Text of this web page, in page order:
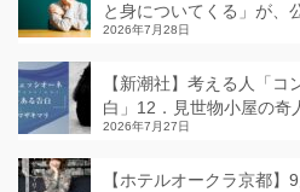
と身についてくる」が、
2026年7月28日
【新潮社】考える人「
白」12．見世物小屋の奇
2026年7月27日
【ホテルオークラ京都